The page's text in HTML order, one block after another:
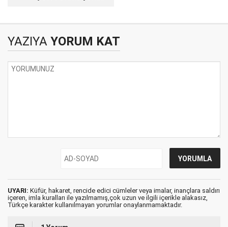
YAZIYA YORUM KAT
UYARI: Küfür, hakaret, rencide edici cümleler veya imalar, inançlara saldırı
içeren, imla kuralları ile yazılmamış,çok uzun ve ilgili içerikle alakasız,
Türkçe karakter kullanılmayan yorumlar onaylanmamaktadır.